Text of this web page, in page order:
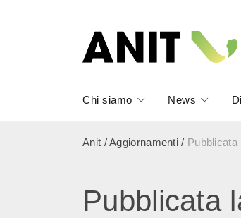
Chi siamo News
Anit /Aggiornamenti /
Pubblicata